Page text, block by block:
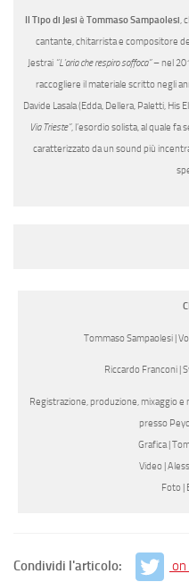
Il Tipo di Jesi è Tommaso Sampaolesi,
cantante, chitarrista e compositore
Jestrai “L’aria che respiro soffoca”– nel
raccogliere il materiale scritto negli
Davide Lasala (Edda, Dellera, Paletti, His
Via Trieste”, l’esordio solista, al quale fa
caratterizzato da un sound più
Tommaso Sampaolesi |
Riccardo Franconi |
Registrazione, produzione, mixaggio
presso
Grafica |
Video |
Foto |
Condividi l'articolo: